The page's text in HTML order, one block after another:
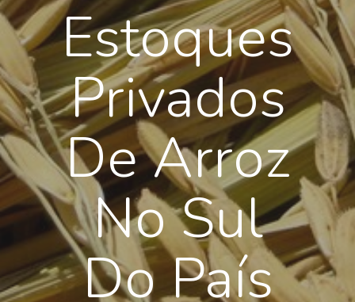
Estoques
Privados
De Arroz
No Sul
Do País